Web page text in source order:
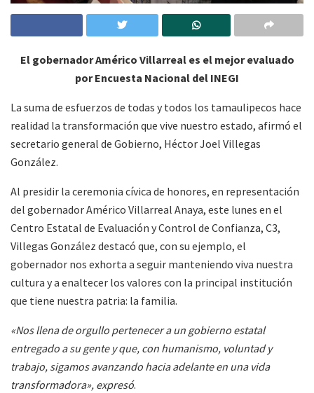
El gobernador Américo Villarreal es el mejor evaluado
por Encuesta Nacional del INEGI
La suma de esfuerzos de todas y todos los tamaulipecos hace
realidad la transformación que vive nuestro estado, afirmó el
secretario general de Gobierno, Héctor Joel Villegas
González.
Al presidir la ceremonia cívica de honores, en representación
del gobernador Américo Villarreal Anaya, este lunes en el
Centro Estatal de Evaluación y Control de Confianza, C3,
Villegas González destacó que, con su ejemplo, el
gobernador nos exhorta a seguir manteniendo viva nuestra
cultura y a enaltecer los valores con la principal institución
que tiene nuestra patria: la familia.
«Nos llena de orgullo pertenecer a un gobierno estatal
entregado a su gente y que, con humanismo, voluntad y
trabajo, sigamos avanzando hacia adelante en una vida
transformadora», expresó.